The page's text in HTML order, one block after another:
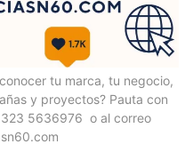
tu marca, tu negocio,
y proyectos? Pauta con
323 5636976 o al correo